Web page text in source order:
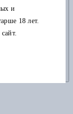
и
18 лет.